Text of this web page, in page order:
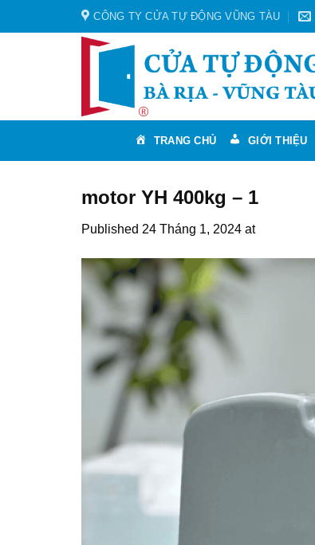
CÔNG TY CỬA TỰ ĐỘNG VŨNG TÀU
TRANG CHỦ GIỚI THIỆU
motor YH 400kg – 1
Published 24 Tháng 1, 2024 at